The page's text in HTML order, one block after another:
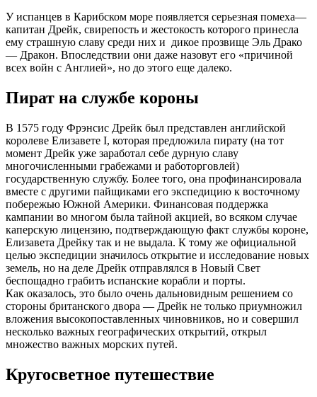
У испанцев в Карибском море появляется серьезная помеха—
капитан Дрейк, свирепость и жестокость которого принесла
ему страшную славу среди них и дикое прозвище Эль Драко
— Дракон. Впоследствии они даже назовут его «причиной
всех войн с Англией», но до этого еще далеко.
Пират на службе короны
В 1575 году Фрэнсис Дрейк был представлен английской
королеве Елизавете I, которая предложила пирату (на тот
момент Дрейк уже заработал себе дурную славу
многочисленными грабежами и работорговлей)
государственную службу. Более того, она профинансировала
вместе с другими пайщиками его экспедицию к восточному
побережью Южной Америки. Финансовая поддержка
кампании во многом была тайной акцией, во всяком случае
каперскую лицензию, подтверждающую факт службы короне,
Елизавета Дрейку так и не выдала. К тому же официальной
целью экспедиции значилось открытие и исследование новых
земель, но на деле Дрейк отправлялся в Новый Свет
беспощадно грабить испанские корабли и порты.
Как оказалось, это было очень дальновидным решением со
стороны британского двора — Дрейк не только приумножил
вложения высокопоставленных чиновников, но и совершил
несколько важных географических открытий, открыл
множество важных морских путей.
Кругосветное путешествие